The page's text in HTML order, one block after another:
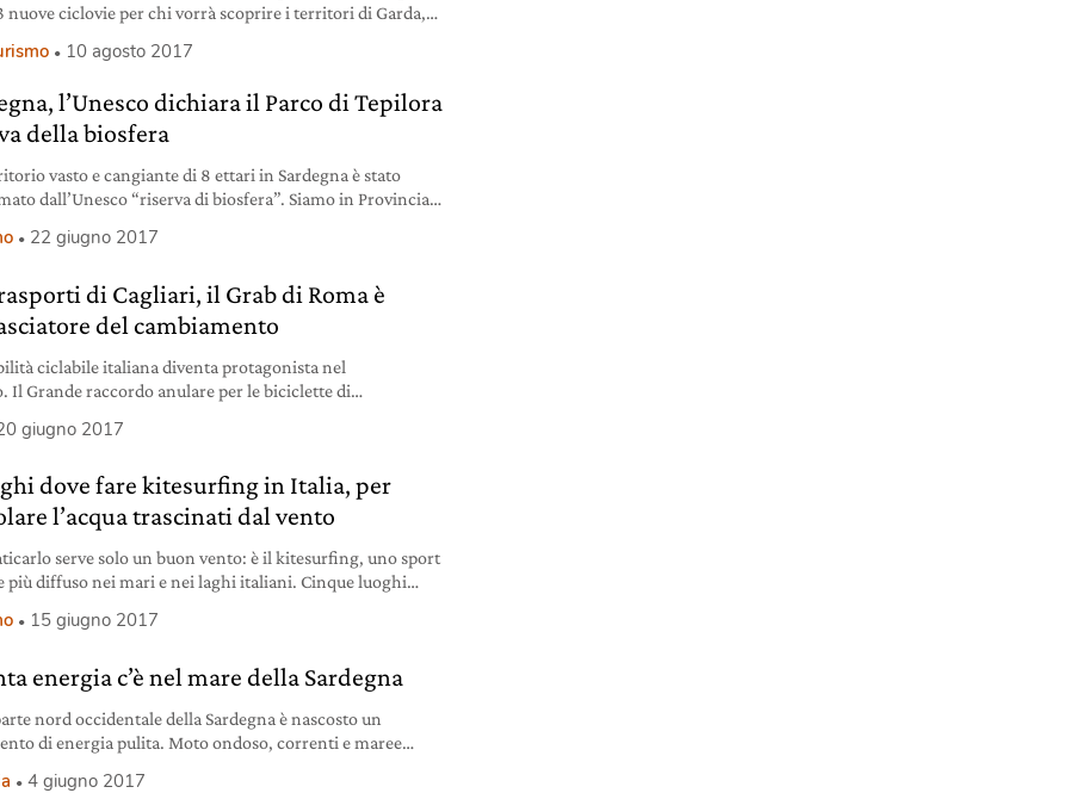
nuove ciclovie per chi vorrà scoprire i territori di Garda,
10 agosto 2017
l’Unesco dichiara il Parco di Tepilora
della biosfera
vasto e cangiante di 8 ettari in Sardegna è stato
dall’Unesco “riserva di biosfera”. Siamo in Provincia
22 giugno 2017
di Cagliari, il Grab di Roma è
del cambiamento
ciclabile italiana diventa protagonista nel
Il Grande raccordo anulare per le biciclette di
nel settore della mobilità su oltre quattrocento tra
e ai servizi legati alla mobilità. Il riconoscimento è
in occasione del G7
giugno 2017
dove fare kitesurfing in Italia, per
l’acqua trascinati dal vento
serve solo un buon vento: è il kitesurfing, uno sport
più diffuso nei mari e nei laghi italiani. Cinque luoghi
15 giugno 2017
energia c’è nel mare della Sardegna
nord occidentale della Sardegna è nascosto un
di energia pulita. Moto ondoso, correnti e maree
4 giugno 2017